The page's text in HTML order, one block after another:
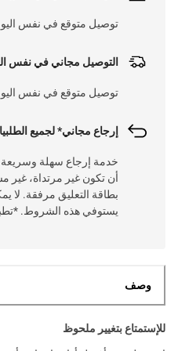
التوصيل مجاني في نفس
توصيل متوقع في نفس اليوم
توصيل متوقع في نفس اليوم
إرجاع مجاني* لجميع
أن تكون غير مرتداة، غير
بطاقة التعليق مرفقة. لا
يستوفي هذه الشروط.
وصف
للإستمتاع بتغيير ملحوظ